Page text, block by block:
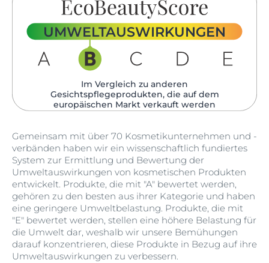
UMWELTAUSWIRKUNGEN
Im Vergleich zu anderen
Gesichtspflegeprodukten, die auf dem
europäischen Markt verkauft werden​
Gemeinsam mit über 70 Kosmetikunternehmen und -
verbänden haben wir ein wissenschaftlich fundiertes
System zur Ermittlung und Bewertung der
Umweltauswirkungen von kosmetischen Produkten
entwickelt. Produkte, die mit "A" bewertet werden,
gehören zu den besten aus ihrer Kategorie und haben
eine geringere Umweltbelastung. Produkte, die mit
"E" bewertet werden, stellen eine höhere Belastung für
die Umwelt dar, weshalb wir unsere Bemühungen
darauf konzentrieren, diese Produkte in Bezug auf ihre
Umweltauswirkungen zu verbessern.